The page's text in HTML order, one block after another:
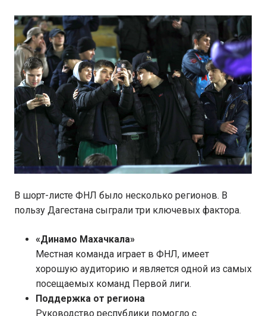
В шорт-листе ФНЛ было несколько регионов. В
пользу Дагестана сыграли три ключевых фактора.
«Динамо Махачкала»
Местная команда играет в ФНЛ, имеет
хорошую аудиторию и является одной из самых
посещаемых команд Первой лиги.
Поддержка от региона
Руководство республики помогло с